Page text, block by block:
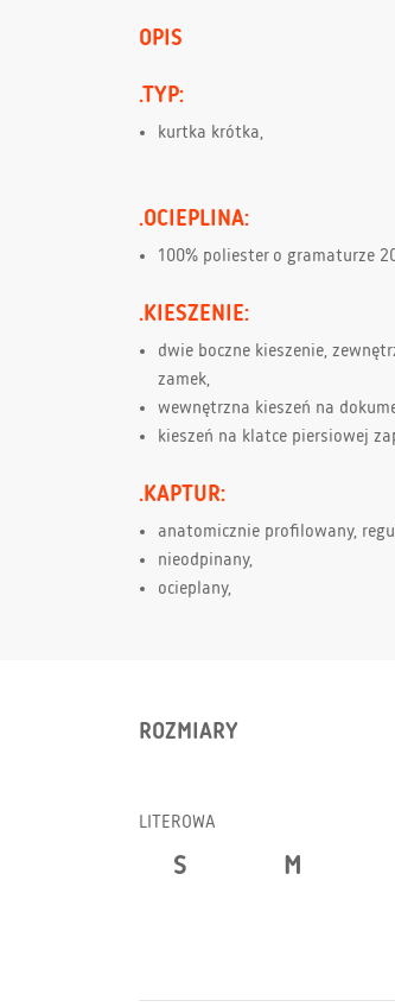
OPIS
.TYP:
kurtka krótka,
.OCIEPLINA:
100% poliester o gramaturze
.KIESZENIE:
dwie boczne kieszenie,
zamek,
wewnętrzna kieszeń na
kieszeń na klatce piersiowej
.KAPTUR:
anatomicznie profilowany,
nieodpinany,
ocieplany,
ROZMIARY
LITEROWA
S M